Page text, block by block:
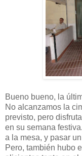
Bueno bueno, la
No alcanzamos la
previsto, pero
en su semana
a la mesa, y pasar
Pero, también hubo